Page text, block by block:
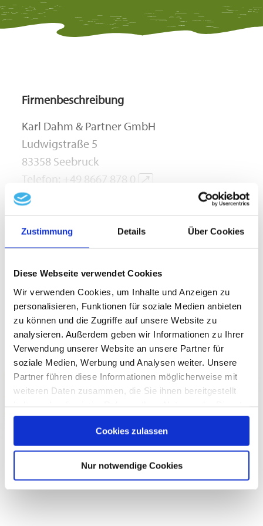
Zustimmung Details Über Cookies
Diese Webseite verwendet Cookies
Wir verwenden Cookies, um Inhalte und Anzeigen zu
personalisieren, Funktionen für soziale Medien anbieten
zu können und die Zugriffe auf unsere Website zu
analysieren. Außerdem geben wir Informationen zu Ihrer
Verwendung unserer Website an unsere Partner für
soziale Medien, Werbung und Analysen weiter. Unsere
Partner führen diese Informationen möglicherweise mit
weiteren Daten zusammen, die Sie ihnen bereitgestellt
gesammelt haben.
Cookies zulassen
Nur notwendige Cookies
Firmenbeschreibung
Karl Dahm & Partner GmbH
Ludwigstraße 5
83358 Seebruck
Telefon: +49 8667 878 0 ↗
Telefax: +49 8667 878 200
↗
www.karldahm.com
Branche
Karl Dahm ist Hersteller und ein
Versandhandelsunternehmen mit
Direktverkauf im Seebrucker
Gemeindegebiet. Wir sind spezialisiert auf
Profiwerkzeuge und Zubehör für
Fliesenleger, Ofensetzer und das
Bauhandwerk. Hohe Qualitätsansprüche
und bester Kundenservice zählen zu
unseren Kernkompetenzen.
Sonstiges (Besonderheiten und
Auszeichnungen)
mehr lesen